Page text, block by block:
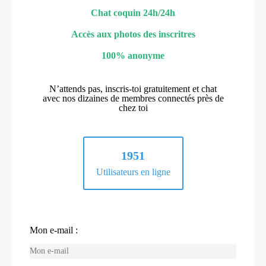
Chat coquin 24h/24h
Accès aux photos des inscritres
100% anonyme
N’attends pas, inscris-toi gratuitement et chat
avec nos dizaines de membres connectés près de
chez toi
1951
Utilisateurs en ligne
Mon e-mail :